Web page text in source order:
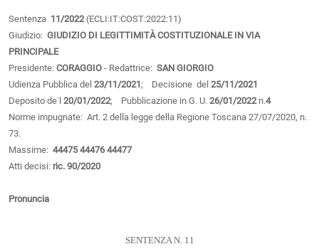
Sentenza 11/2022(ECLI:IT:COST:2022:11)
Giudizio: GIUDIZIO DI LEGITTIMITÀ COSTITUZIONALE IN VIA
PRINCIPALE
Presidente: CORAGGIO - Redattrice: SAN GIORGIO
Udienza Pubblica del 23/11/2021; Decisione del 25/11/2021
Deposito de˙l 20/01/2022; Pubblicazione in G. U. 26/01/2022n.4
Norme impugnate: Art. 2 della legge della Regione Toscana 27/07/2020, n.
73.
Massime: 44475 44476 44477
Atti decisi: ric. 90/2020
Pronuncia
SENTENZA N. 11